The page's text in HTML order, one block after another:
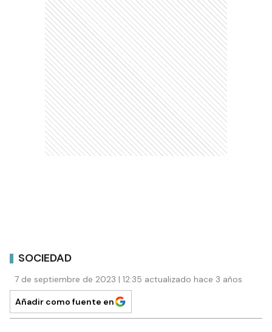
SOCIEDAD
7 de septiembre de 2023 | 12:35 actualizado hace 3 años
Añadir como fuente en